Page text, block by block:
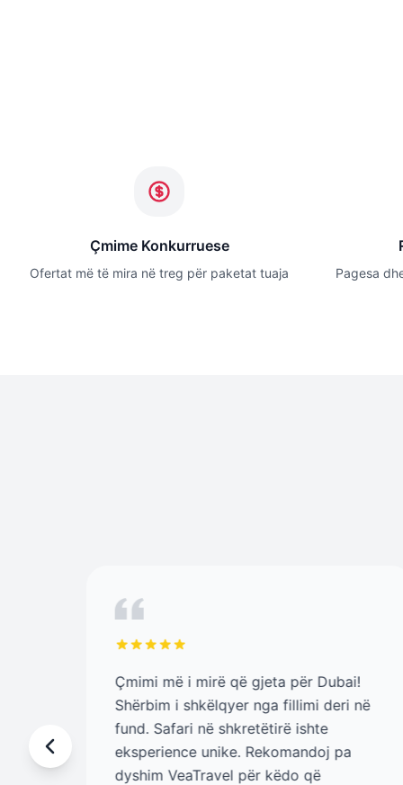
Çmime Konkurruese
Ofertat më të mira në treg për paketat tuaja Pagesa
Çmimi më i mirë që gjeta për Dubai!
Shërbim i shkëlqyer nga fillimi deri në
fund. Safari në shkretëtirë ishte
eksperience unike. Rekomandoj pa
dyshim VeaTravel për këdo që